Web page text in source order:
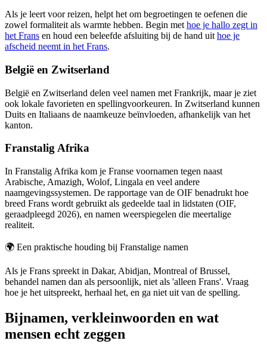
Als je leert voor reizen, helpt het om begroetingen te oefenen die
zowel formaliteit als warmte hebben. Begin met hoe je hallo zegt in
het Frans en houd een beleefde afsluiting bij de hand uit hoe je
afscheid neemt in het Frans.
België en Zwitserland
België en Zwitserland delen veel namen met Frankrijk, maar je ziet
ook lokale favorieten en spellingvoorkeuren. In Zwitserland kunnen
Duits en Italiaans de naamkeuze beïnvloeden, afhankelijk van het
kanton.
Franstalig Afrika
In Franstalig Afrika kom je Franse voornamen tegen naast
Arabische, Amazigh, Wolof, Lingala en veel andere
naamgevingssystemen. De rapportage van de OIF benadrukt hoe
breed Frans wordt gebruikt als gedeelde taal in lidstaten (OIF,
geraadpleegd 2026), en namen weerspiegelen die meertalige
realiteit.
🌍 Een praktische houding bij Franstalige namen
Als je Frans spreekt in Dakar, Abidjan, Montreal of Brussel,
behandel namen dan als persoonlijk, niet als 'alleen Frans'. Vraag
hoe je het uitspreekt, herhaal het, en ga niet uit van de spelling.
Bijnamen, verkleinwoorden en wat
mensen echt zeggen